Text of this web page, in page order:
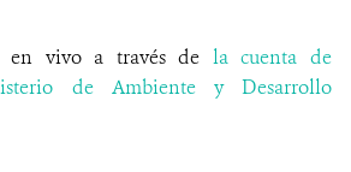
en vivo a través de la cuenta de
de Ambiente y Desarrollo